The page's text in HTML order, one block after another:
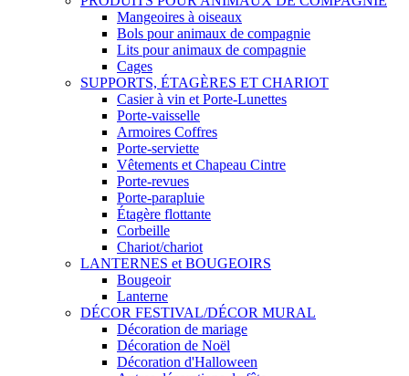
Mangeoires à oiseaux
Bols pour animaux de compagnie
Lits pour animaux de compagnie
Cages
SUPPORTS, ÉTAGÈRES ET CHARIOT
Casier à vin et Porte-Lunettes
Porte-vaisselle
Armoires Coffres
Porte-serviette
Vêtements et Chapeau Cintre
Porte-revues
Porte-parapluie
Étagère flottante
Corbeille
Chariot/chariot
LANTERNES et BOUGEOIRS
Bougeoir
Lanterne
DÉCOR FESTIVAL/DÉCOR MURAL
Décoration de mariage
Décoration de Noël
Décoration d'Halloween